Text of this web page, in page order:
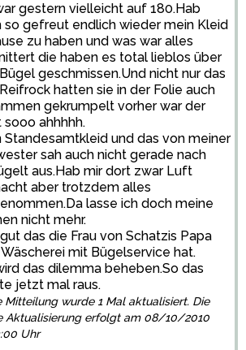
gestern vielleicht auf 180.Hab
so gefreut endlich wieder mein Kleid
zu haben und was war alles
die haben es total lieblos über
geschmissen.Und nicht nur das
hatten sie in der Folie auch
gekrumpelt vorher war der
sooo ahhhhh.
Standesamtkleid und das von meiner
sah auch nicht gerade nach
aus.Hab mir dort zwar Luft
aber trotzdem alles
lasse ich doch meine
nicht mehr.
das die Frau von Schatzis Papa
mit Bügelservice hat.
das dilemma beheben.So das
jetzt mal raus.
Mitteilung wurde 1 Mal aktualisiert. Die
Aktualisierung erfolgt am 08/10/2010
Uhr